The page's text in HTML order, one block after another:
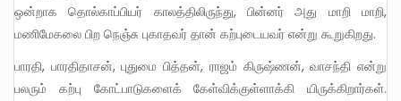
ஒன்றாக தொல்காப்பியர் காலத்திலிருந்து, பின்னர் அது மாறி மாறி,
மணிமேகலை பிற நெஞ்சு புகாதவர் தான் கற்புடையவர் என்று கூறுகிறது.
பாரதி, பாரதிதாசன், புதுமை பித்தன், ராஜம் கிருஷ்ணன், வாசந்தி என்று
பலரும் கற்பு கோட்பாடுகளைக் கேள்விக்குள்ளாக்கி யிருக்கிறார்கள்.